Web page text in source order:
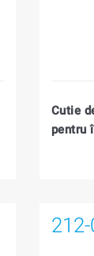
Cutie
pentru